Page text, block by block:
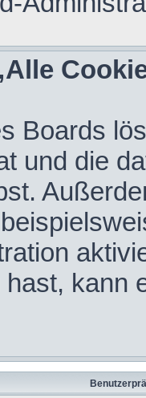
Boards
und die
kann